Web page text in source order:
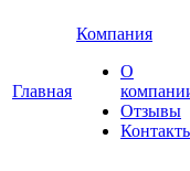
Главная
Компания
О
Отзывы